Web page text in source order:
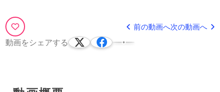
https://factory-programming-mv.c…
ーを実装する方法！Swiperを使
って、永遠に横に流れ続けるスラ
イダー
この動画では、よくある画像がゆっ
くりと永遠に流れ続けるスライダー
動画をシェアする
前の動画へ次の動画へ